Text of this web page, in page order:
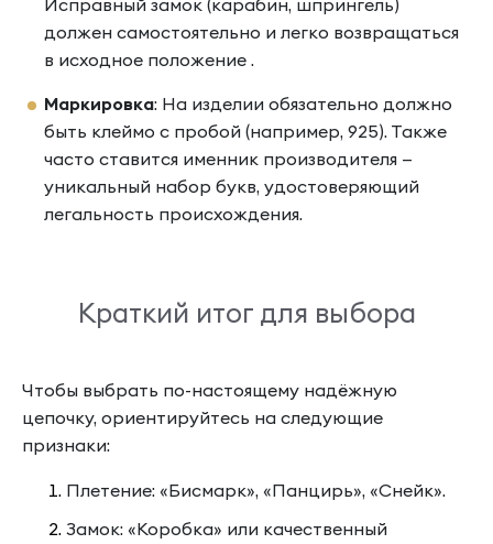
должен самостоятельно и легко возвращаться
в исходное положение .
Маркировка: На изделии обязательно должно
быть клеймо с пробой (например, 925). Также
часто ставится именник производителя —
уникальный набор букв, удостоверяющий
легальность происхождения.
Краткий итог для выбора
Чтобы выбрать по-настоящему надёжную
цепочку, ориентируйтесь на следующие
признаки:
Плетение: «Бисмарк», «Панцирь», «Снейк».
Замок: «Коробка» или качественный